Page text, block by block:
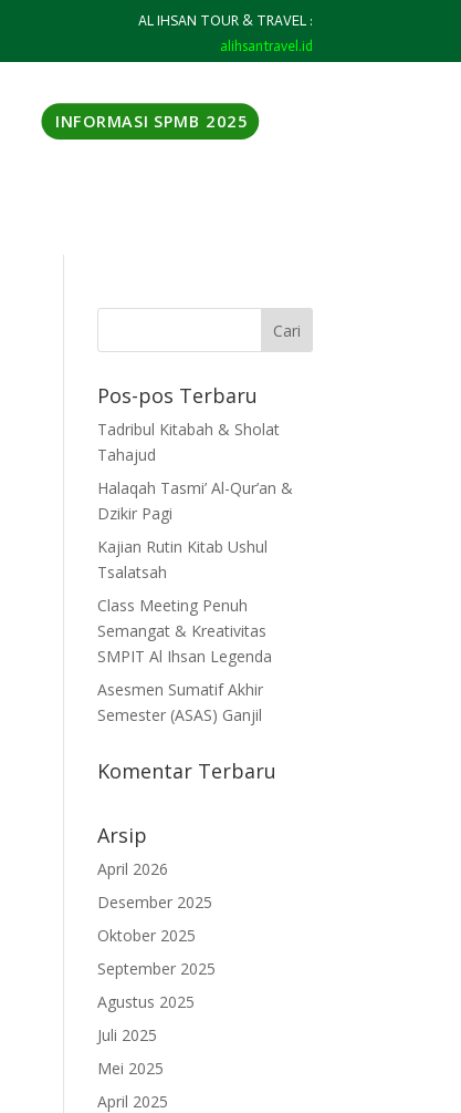
AL IHSAN TOUR & TRAVEL :
alihsantravel.id
INFORMASI SPMB 2025
Pos-pos Terbaru
Tadribul Kitabah & Sholat
Tahajud
Halaqah Tasmi’ Al-Qur’an &
Dzikir Pagi
Kajian Rutin Kitab Ushul
Tsalatsah
Class Meeting Penuh
Semangat & Kreativitas
SMPIT Al Ihsan Legenda
Asesmen Sumatif Akhir
Semester (ASAS) Ganjil
Komentar Terbaru
Arsip
April 2026
Desember 2025
Oktober 2025
September 2025
Agustus 2025
Juli 2025
Mei 2025
April 2025